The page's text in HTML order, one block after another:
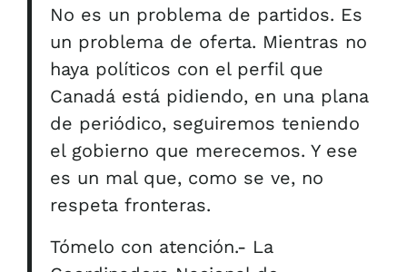
No es un problema de partidos. Es
un problema de oferta. Mientras no
haya políticos con el perfil que
Canadá está pidiendo, en una plana
de periódico, seguiremos teniendo
el gobierno que merecemos. Y ese
es un mal que, como se ve, no
respeta fronteras.
Tómelo con atención.- La